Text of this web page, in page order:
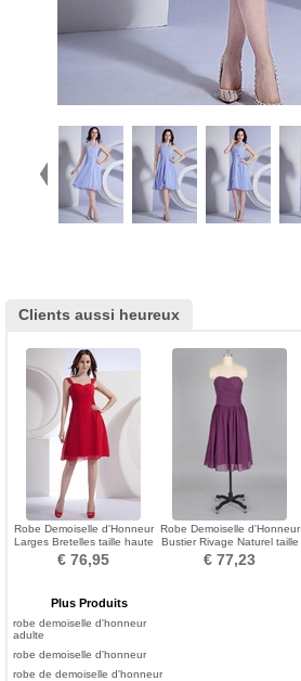
Clients aussi heureux
Robe Demoiselle d'Honneur
Larges Bretelles taille haute
Simple
€ 76,95
Robe Demoiselle d'Honneur
Bustier Rivage Naturel taille
Chiffon
€ 77,23
Plus Produits
robe demoiselle d'honneur
adulte
robe demoiselle d'honneur
robe de demoiselle d'honneur